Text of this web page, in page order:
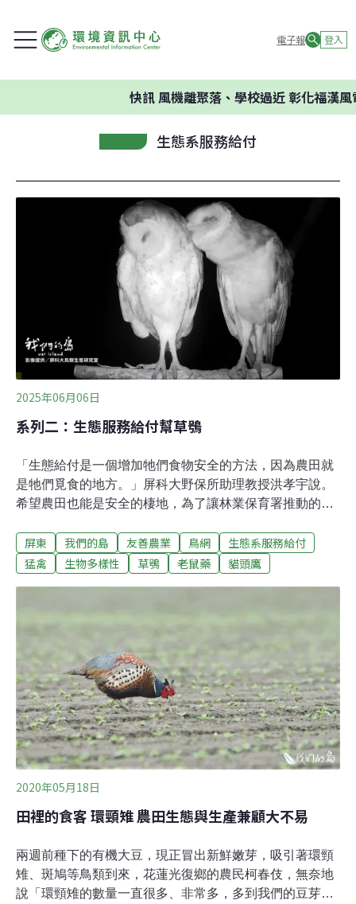
電子報 登入
快訊風機離聚落、學校過近 彰化福漢風
生態系服務給付
2025年06月06日
系列二：生態服務給付幫草鴞
「生態給付是一個增加牠們食物安全的方法，因為農田就
是牠們覓食的地方。」屏科大野保所助理教授洪孝宇說。
希望農田也能是安全的棲地，為了讓林業保育署推動的草
草鴞的安全與田間豐富的生態，也為消費者提供安心的作
物，為草鴞保育增加一絲希望。台灣的貓頭鷹大多是森林
機，被列為一級保育類動物。設棲架為找回猛禽 意外成為
草鴞生態監測利器心型的蘋果臉，烏黑的大眼睛，草鴞外
型讓人過目不忘，牠們會在棲架上打瞌睡、抓到老鼠也會
帶到棲架上吃，遇到下雨天會靜靜站在棲架上淋雨，繁殖
季還會一起站在棲架上放閃。這些行為都是因為有了棲
架，才能親眼目睹。牠們主要在草生地活動，夜晚也會到
農田環境覓食，因而面臨鼠藥毒害、中鳥網等危機。
屏東 我們的島 友善農業 鳥網
生態系服務給付
猛禽
生物多樣性 草鴞 老鼠藥 貓頭鷹
2020年05月18日
田裡的食客 環頸雉 農田生態與生產兼顧大不易
兩週前種下的有機大豆，現正冒出新鮮嫩芽，吸引著環頸
雉、斑鳩等鳥類到來，花蓮光復鄉的農民柯春伎，無奈地
說「環頸雉的數量一直很多、非常多，多到我們的豆芽剛